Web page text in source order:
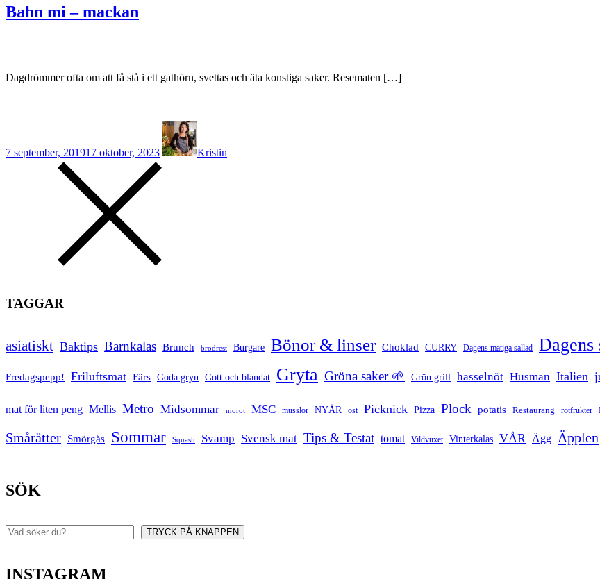
Bahn mi – mackan
Dagdrömmer ofta om att få stå i ett gathörn, svettas och äta konstiga saker. Resematen […]
7 september, 201917 oktober, 2023 Kristin
TAGGAR
asiatiskt Baktips Barnkalas Brunch brödrest Burgare Bönor & linser Choklad CURRY Dagens matiga sallad Dagens
Fredagspepp! Friluftsmat Färs Goda gryn Gott och blandat Gryta Gröna saker 🌱 Grön grill hasselnöt Husman Italien
mat för liten peng Mellis Metro Midsommar morot MSC musslor NYÅR ost Picknick Pizza Plock potatis Restaurang rotfrukter
Smårätter Smörgås Sommar Squash Svamp Svensk mat Tips & Testat tomat Vildvuxet Vinterkalas VÅR Ägg Äpplen
SÖK
Sök TRYCK PÅ KNAPPEN
INSTAGRAM